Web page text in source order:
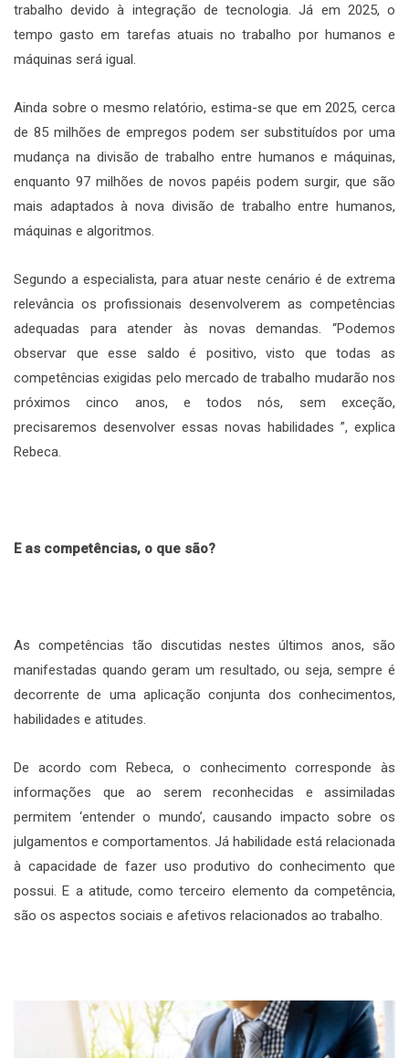
trabalho devido à integração de tecnologia. Já em 2025, o
tempo gasto em tarefas atuais no trabalho por humanos e
máquinas será igual.
Ainda sobre o mesmo relatório, estima-se que em 2025, cerca
de 85 milhões de empregos podem ser substituídos por uma
mudança na divisão de trabalho entre humanos e máquinas,
enquanto 97 milhões de novos papéis podem surgir, que são
mais adaptados à nova divisão de trabalho entre humanos,
máquinas e algoritmos.
Segundo a especialista, para atuar neste cenário é de extrema
relevância os profissionais desenvolverem as competências
adequadas para atender às novas demandas. “Podemos
observar que esse saldo é positivo, visto que todas as
competências exigidas pelo mercado de trabalho mudarão nos
próximos cinco anos, e todos nós, sem exceção,
precisaremos desenvolver essas novas habilidades ”, explica
Rebeca.
E as competências, o que são?
As competências tão discutidas nestes últimos anos, são
manifestadas quando geram um resultado, ou seja, sempre é
decorrente de uma aplicação conjunta dos conhecimentos,
habilidades e atitudes.
De acordo com Rebeca, o conhecimento corresponde às
informações que ao serem reconhecidas e assimiladas
permitem ‘entender o mundo’, causando impacto sobre os
julgamentos e comportamentos. Já habilidade está relacionada
à capacidade de fazer uso produtivo do conhecimento que
possui. E a atitude, como terceiro elemento da competência,
são os aspectos sociais e afetivos relacionados ao trabalho.